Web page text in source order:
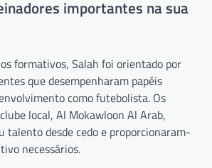
importantes na sua
formativos, Salah foi orientado por
que desempenharam papéis
como futebolista. Os
local, Al Mokawloon Al Arab,
talento desde cedo e proporcionaram-
necessários.